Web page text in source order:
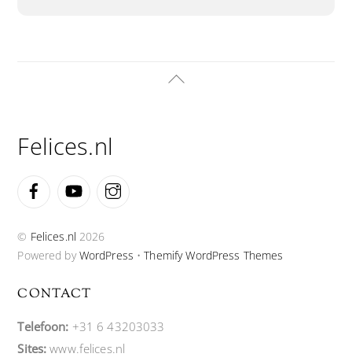
Back
Felices.nl
FacebookYouTube
© Felices.nl 2026
Powered byWordPress •Themify WordPress Themes
CONTACT
Telefoon: +31 6 43203033
Sites: www.felices.nl